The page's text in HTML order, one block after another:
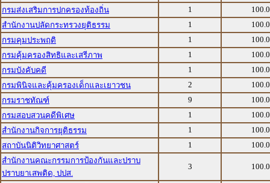
กรมส่งเสริมการปกครองท้องถิ่น
1
สำนักงานปลัดกระทรวงยุติธรรม
1
กรมคุมประพฤติ
1
กรมคุ้มครองสิทธิและเสรีภาพ
1
กรมบังคับคดี
1
กรมพินิจและคุ้มครองเด็กและเยาวชน
2
กรมราชทัณฑ์
9
กรมสอบสวนคดีพิเศษ
1
สำนักงานกิจการยุติธรรม
1
สถาบันนิติวิทยาศาสตร์
1
สำนักงานคณะกรรมการป้องกันและปราบ
ปราบยาเสพติด, ปปส.
3